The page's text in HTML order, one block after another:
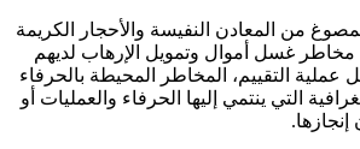
من المعادن النفيسة والأحجار الكريمة
مخاطر غسل أموال وتمويل الإرهاب لديهم
عملية التقييم، المخاطر المحيطة بالحرفاء
التي ينتمي إليها الحرفاء والعمليات أو
إنجازها.